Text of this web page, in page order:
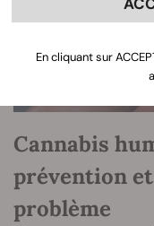
Cannabis
prévention
problème
En cliquant sur